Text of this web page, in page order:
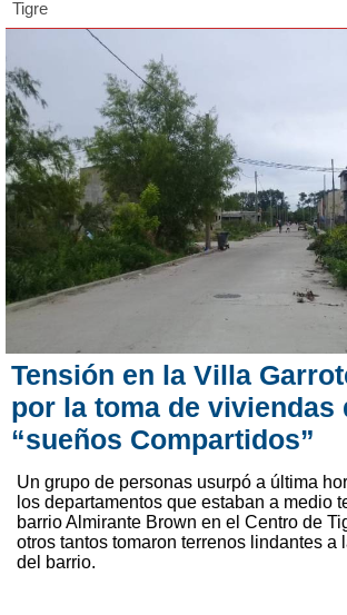
Tigre
Tensión en la Villa
por la toma de viviendas
“sueños Compartidos”
Un grupo de personas usurpó a última
los departamentos que estaban a medio
barrio Almirante Brown en el Centro de
otros tantos tomaron terrenos lindantes a
del barrio.